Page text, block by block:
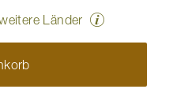
Länder